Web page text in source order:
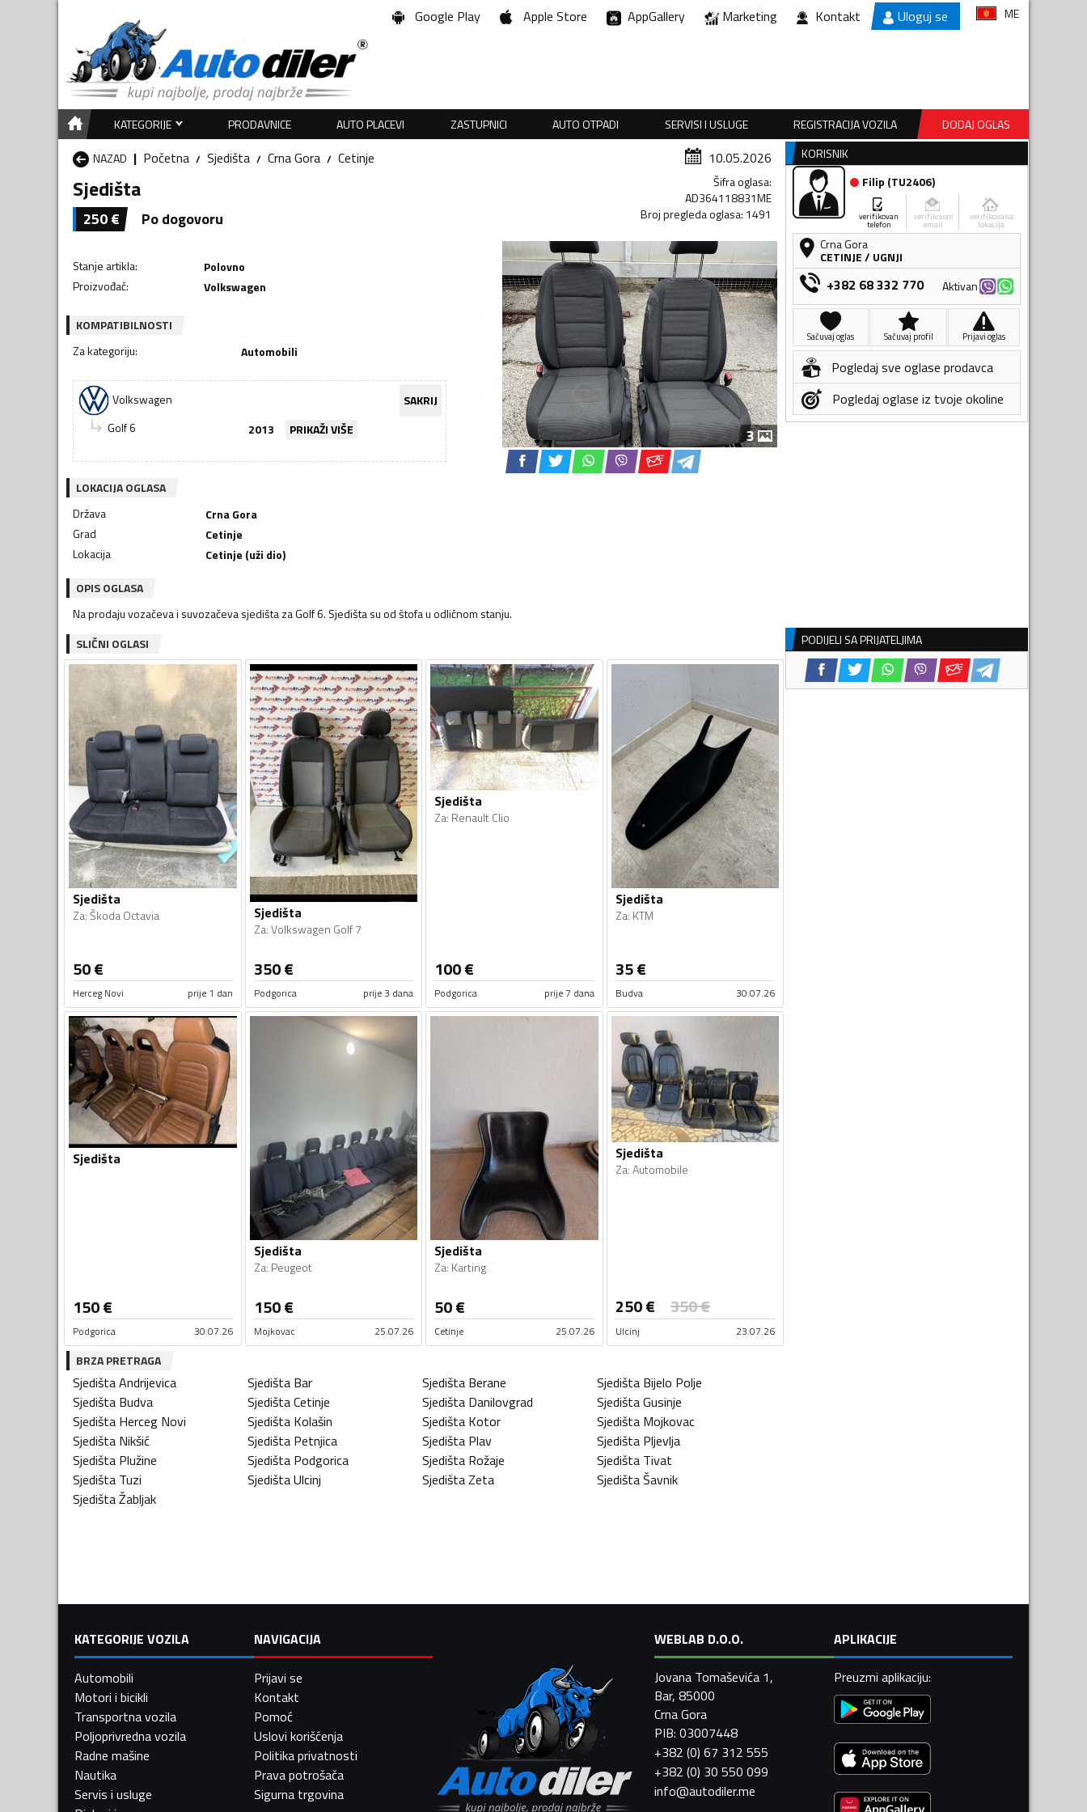
Google Play Apple Store AppGallery Marketing Kontakt Uloguj se ME
KATEGORIJE PRODAVNICE AUTO PLACEVI ZASTUPNICI AUTO OTPADI SERVISI I USLUGE REGISTRACIJA VOZILA
DODAJ OGLAS
NAZAD
Početna Sjedišta Crna Gora Cetinje 10.05.2026
Sjedišta
250€ Po dogovoru
Šifra oglasa:
AD364118831ME
Broj pregleda oglasa: 1491
Stanje artikla:
Polovno
Proizvođač: Volkswagen
KOMPATIBILNOSTI
Za kategoriju: Automobili
Volkswagen
SAKRIJ
Golf 6
2013 PRIKAŽI VIŠE 3
LOKACIJA OGLASA
Država
Crna Gora
Grad
Cetinje
Lokacija
Cetinje (uži dio)
OPIS OGLASA
Na prodaju vozačeva i suvozačeva sjedišta za Golf 6. Sjedišta su od štofa u odličnom stanju.
SLIČNI OGLASI
Sjedišta
Za:Škoda Octavia
50€
Herceg Novi prije 1 dan
Sjedišta
Za:Volkswagen Golf 7
350€
Podgorica prije 3 dana
Sjedišta
Za: Renault Clio
100€
Podgorica prije 7 dana
Sjedišta
Za: KTM
35€
Budva 30.07.26
Sjedišta
150€
Podgorica 30.07.26
Sjedišta
Za: Peugeot
150€
Mojkovac 25.07.26
Sjedišta
Za: Karting
50€
Cetinje 25.07.26
Sjedišta
Za:Automobile
250€ 350€
Ulcinj 23.07.26
BRZA PRETRAGA
SjedištaAndrijevica Sjedišta Bar Sjedišta Berane Sjedišta Bijelo Polje
Sjedišta Budva SjedištaCetinje Sjedišta Danilovgrad SjedištaGusinje
Sjedišta Herceg Novi Sjedišta Kolašin Sjedišta Kotor Sjedišta Mojkovac
Sjedišta Nikšić Sjedišta Petnjica Sjedišta Plav Sjedišta Pljevlja
Sjedišta Plužine Sjedišta Podgorica Sjedišta Rožaje Sjedišta Tivat
Sjedišta Tuzi SjedištaUlcinj SjedištaZeta SjedištaŠavnik
SjedištaŽabljak
KORISNIK
Filip (TU2406)
verifikovan
telefon
verifikovan
email
verifikovana
lokacija
Crna Gora
CETINJE/ UGNJI
+382 68 332 770 Aktivan
Sačuvaj oglas Sačuvaj profil Prijavi oglas
Pogledaj sve oglase prodavca
Pogledaj oglase iz tvoje okoline
PODIJELI SA PRIJATELJIMA
KATEGORIJE VOZILA
Automobili
Motori i bicikli
Transportna vozila
Poljoprivredna vozila
Radne mašine
Nautika
Servis i usluge
NAVIGACIJA
Prijavi se
Kontakt
Pomoć
Uslovi korišćenja
Politika privatnosti
Prava potrošača
Sigurna trgovina
WEBLAB D.O.O.
Jovana Tomaševića 1,
Bar, 85000
Crna Gora
PIB: 03007448
+382 (0) 67 312 555
+382 (0) 30 550 099
info@autodiler.me
APLIKACIJE
Preuzmi aplikaciju: